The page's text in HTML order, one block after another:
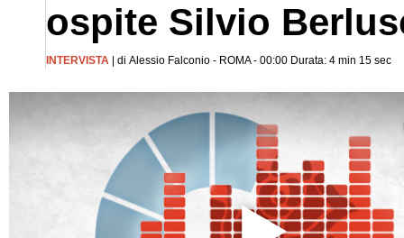
ospite Silvio
INTERVISTA | di Alessio Falconio - ROMA - 00:00 Durata: 4 min 15 sec